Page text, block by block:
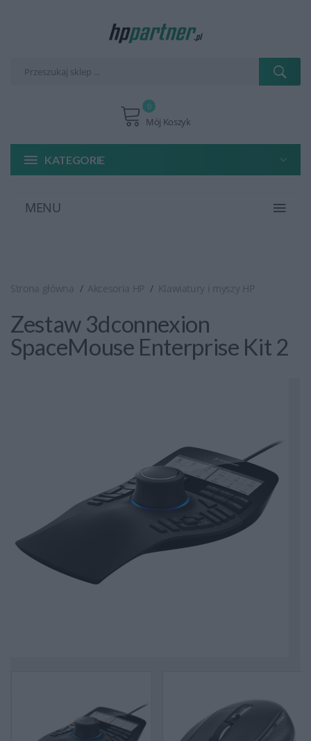
Mój Koszyk
0
KATEGORIE
MENU
Strona główna Akcesoria HP Klawiatury i myszy HP
Zestaw 3dconnexion
SpaceMouse Enterprise Kit 2